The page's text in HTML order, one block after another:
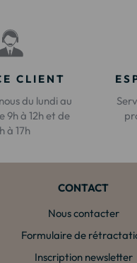
CLIENT
du lundi au
9h à 12h et de
à 17h
CONTACT
Nous contacter
Formulaire de
Inscription newsletter